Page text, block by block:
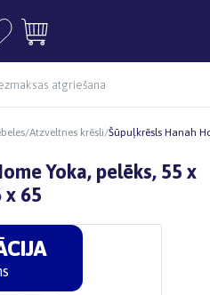
atgriešana
/Atzveltnes krēsli/Šūpuļkrēsls Hanah
Yoka, pelēks, 55 x
x 65